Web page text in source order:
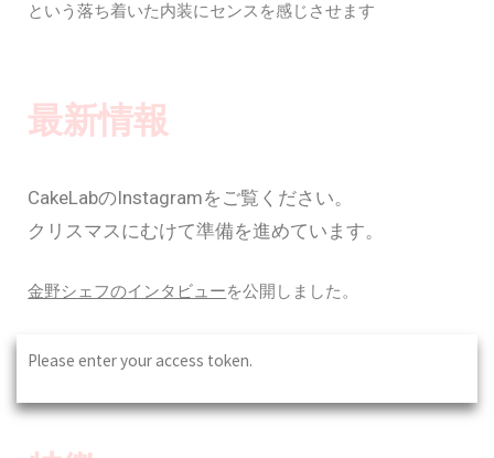
という落ち着いた内装にセンスを感じさせます
最新情報
CakeLabのInstagramをご覧ください。
クリスマスにむけて準備を進めています。
金野シェフのインタビューを公開しました。
Please enter your access token.